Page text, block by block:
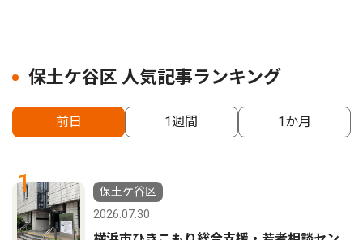
保土ケ谷区 人気記事ランキング
前日 1週間 1か月
1
保土ケ谷区
2026.07.30